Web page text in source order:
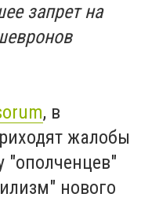
запрет на
, в
жалобы
"ополченцев"
нового